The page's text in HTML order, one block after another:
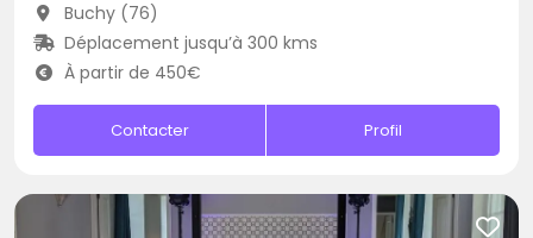
Buchy (76)
Déplacement jusqu’à 300 kms
À partir de 450€
Contacter Profil